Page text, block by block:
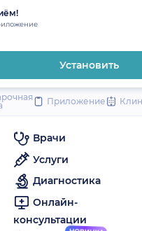
Установить
Приложение
Врачи
Услуги
Диагностика
Онлайн-
консультации